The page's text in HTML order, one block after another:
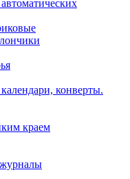
конверты.
краем
журналы